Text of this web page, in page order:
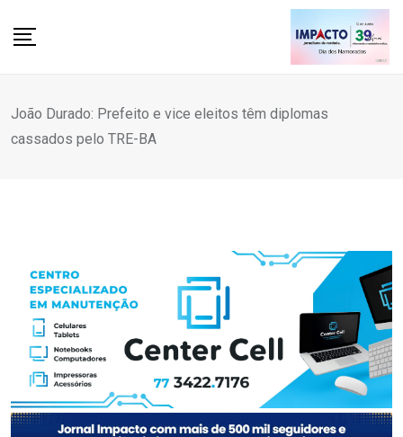
João Durado: Prefeito e vice eleitos têm diplomas
cassados pelo TRE-BA